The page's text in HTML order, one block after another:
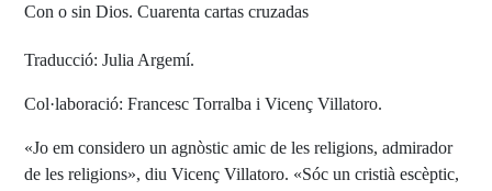
Con o sin Dios. Cuarenta cartas cruzadas
Traducció: Julia Argemí.
Col·laboració: Francesc Torralba i Vicenç Villatoro.
«Jo em considero un agnòstic amic de les religions, admirador
de les religions», diu Vicenç Villatoro. «Sóc un cristià escèptic,